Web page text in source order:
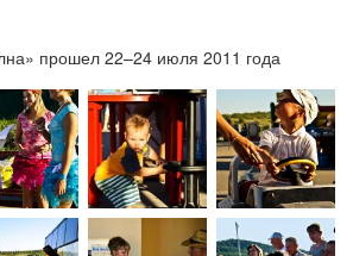
прошел 22–24 июля 2011 года